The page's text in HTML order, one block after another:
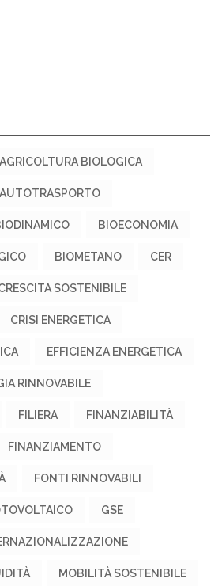
AGRICOLTURA BIOLOGICA
AUTOTRASPORTO
BIOECONOMIA
BIOMETANO CER
SOSTENIBILE
CRISI ENERGETICA
EFFICIENZA ENERGETICA
RINNOVABILE
FILIERA FINANZIABILITÀ
FINANZIAMENTO
FONTI RINNOVABILI
GSE
MOBILITÀ SOSTENIBILE